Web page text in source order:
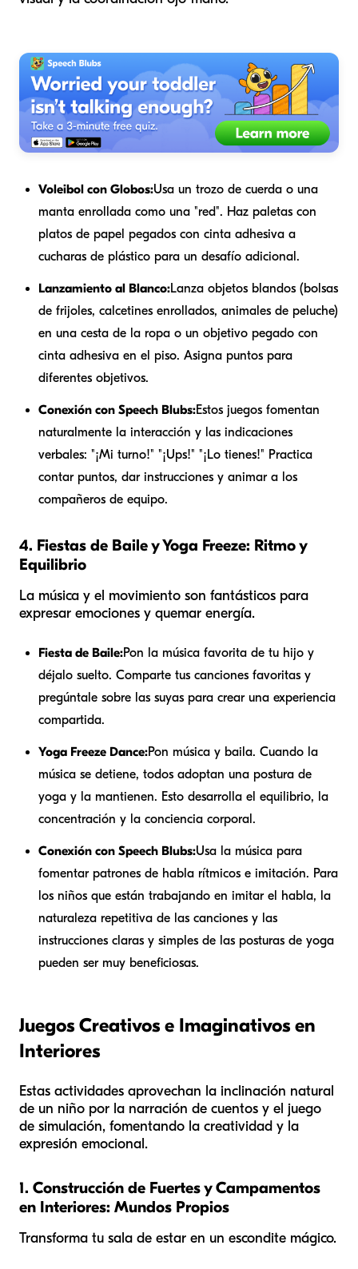
Voleibol con Globos:Usa un trozo de cuerda o una
manta enrollada como una "red". Haz paletas con
platos de papel pegados con cinta adhesiva a
cucharas de plástico para un desafío adicional.
Lanzamiento al Blanco:Lanza objetos blandos (bolsas
de frijoles, calcetines enrollados, animales de peluche)
en una cesta de la ropa o un objetivo pegado con
cinta adhesiva en el piso. Asigna puntos para
diferentes objetivos.
Conexión con Speech Blubs:Estos juegos fomentan
naturalmente la interacción y las indicaciones
verbales: "¡Mi turno!" "¡Ups!" "¡Lo tienes!" Practica
contar puntos, dar instrucciones y animar a los
compañeros de equipo.
4. Fiestas de Baile y Yoga Freeze: Ritmo y
Equilibrio
La música y el movimiento son fantásticos para
expresar emociones y quemar energía.
Fiesta de Baile:Pon la música favorita de tu hijo y
déjalo suelto. Comparte tus canciones favoritas y
pregúntale sobre las suyas para crear una experiencia
compartida.
Yoga Freeze Dance:Pon música y baila. Cuando la
música se detiene, todos adoptan una postura de
yoga y la mantienen. Esto desarrolla el equilibrio, la
concentración y la conciencia corporal.
Conexión con Speech Blubs:Usa la música para
fomentar patrones de habla rítmicos e imitación. Para
los niños que están trabajando en imitar el habla, la
naturaleza repetitiva de las canciones y las
instrucciones claras y simples de las posturas de yoga
pueden ser muy beneficiosas.
Juegos Creativos e Imaginativos en
Interiores
Estas actividades aprovechan la inclinación natural
de un niño por la narración de cuentos y el juego
de simulación, fomentando la creatividad y la
expresión emocional.
1. Construcción de Fuertes y Campamentos
en Interiores: Mundos Propios
Transforma tu sala de estar en un escondite mágico.